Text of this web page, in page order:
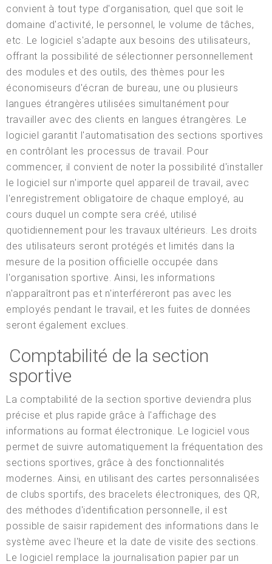
convient à tout type d'organisation, quel que soit le
domaine d'activité, le personnel, le volume de tâches,
etc. Le logiciel s'adapte aux besoins des utilisateurs,
offrant la possibilité de sélectionner personnellement
des modules et des outils, des thèmes pour les
économiseurs d'écran de bureau, une ou plusieurs
langues étrangères utilisées simultanément pour
travailler avec des clients en langues étrangères. Le
logiciel garantit l'automatisation des sections sportives
en contrôlant les processus de travail. Pour
commencer, il convient de noter la possibilité d'installer
le logiciel sur n'importe quel appareil de travail, avec
l'enregistrement obligatoire de chaque employé, au
cours duquel un compte sera créé, utilisé
quotidiennement pour les travaux ultérieurs. Les droits
des utilisateurs seront protégés et limités dans la
mesure de la position officielle occupée dans
l'organisation sportive. Ainsi, les informations
n'apparaîtront pas et n'interféreront pas avec les
employés pendant le travail, et les fuites de données
seront également exclues.
Comptabilité de la section
sportive
La comptabilité de la section sportive deviendra plus
précise et plus rapide grâce à l'affichage des
informations au format électronique. Le logiciel vous
permet de suivre automatiquement la fréquentation des
sections sportives, grâce à des fonctionnalités
modernes. Ainsi, en utilisant des cartes personnalisées
de clubs sportifs, des bracelets électroniques, des QR,
des méthodes d'identification personnelle, il est
possible de saisir rapidement des informations dans le
système avec l'heure et la date de visite des sections.
Le logiciel remplace la journalisation papier par un